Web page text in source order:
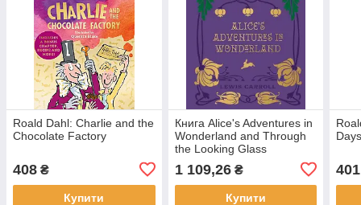
Roald Dahl: Charlie and the
Chocolate Factory
408 ₴
Купити
Книга Alice's Adventures in
Wonderland and Through
the Looking Glass
1 109,26₴
Купити
401